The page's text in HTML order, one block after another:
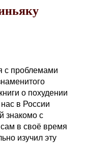
с проблемами
о похудении
в России
знакомо с
в своё время
изучил эту